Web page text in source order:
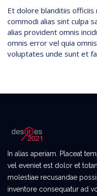
Et dolore blanditiis officiis
commodi alias sint culpa
alias provident omnis
omnis error vel quia
voluptates unde sunt et
In alias aperiam. Placeat
vel eveniet est dolor et
molestiae recusandae
inventore consequatur ad